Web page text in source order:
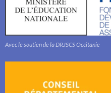
Avec le soutien de la DRJSCS Occitanie